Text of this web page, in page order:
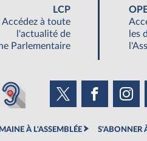
LCP
Accédez à toute
l'actualité de
Parlementaire
les
À L'ASSEMBLÉE S'ABONNER